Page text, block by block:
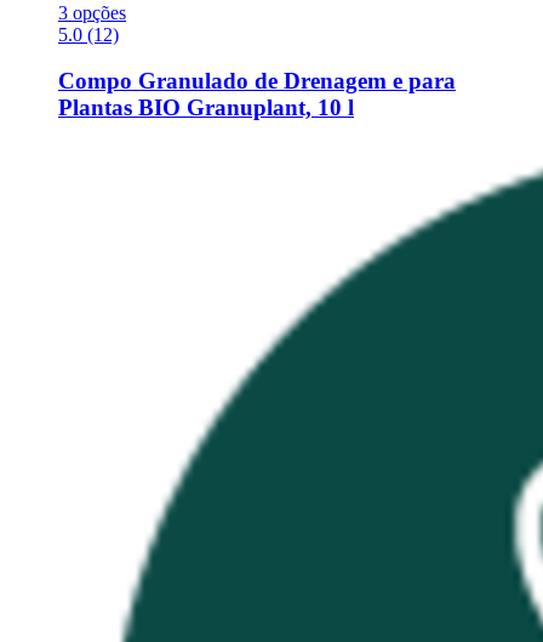
3 opções
5.0 (12)
Compo Granulado de Drenagem e para
Plantas BIO Granuplant, 10 l